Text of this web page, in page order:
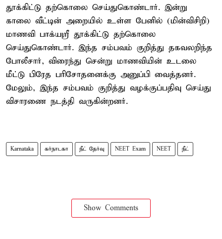
தூக்கிட்டு தற்கொலை செய்துகொண்டார். இன்று
காலை வீட்டின் அறையில் உள்ள பேனில் (மின்விசிறி)
மாணவி பாக்யஸ்ரீ தூக்கிட்டு தற்கொலை
செய்துகொண்டார். இந்த சம்பவம் குறித்து தகவலறிந்த
போலீசார், விரைந்து சென்று மாணவியின் உடலை
மீட்டு பிரேத பரிசோதனைக்கு அனுப்பி வைத்தனர்.
மேலும், இந்த சம்பவம் குறித்து வழக்குப்பதிவு செய்து
விசாரணை நடத்தி வருகின்றனர்.
Karnataka கர்நாடகா நீட் தேர்வு NEET Exam NEET நீட்
Show Comments